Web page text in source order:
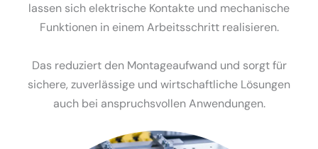
lassen sich elektrische Kontakte und mecha­nische
Funktionen in einem Arbeits­schritt reali­sieren.
Das reduziert den Monta­ge­aufwand und sorgt für
sichere, zuver­lässige und wirtschaft­liche Lösungen
auch bei anspruchs­vollen Anwen­dungen.